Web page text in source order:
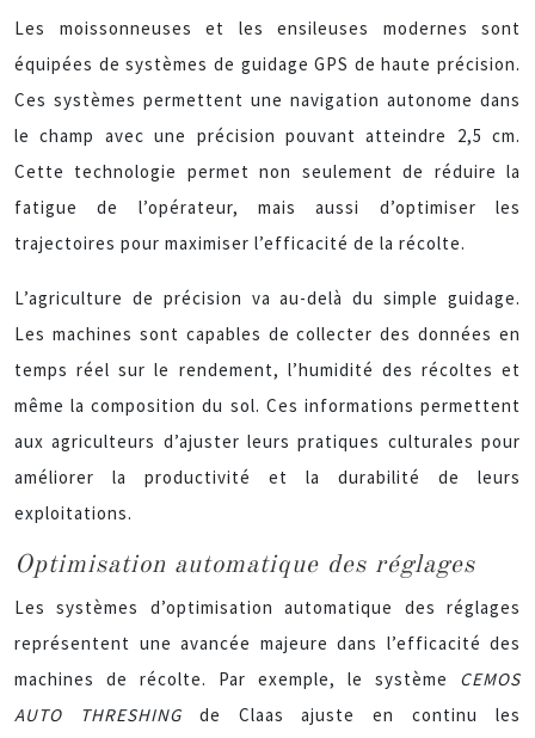
Les moissonneuses et les ensileuses modernes sont
équipées de systèmes de guidage GPS de haute précision.
Ces systèmes permettent une navigation autonome dans
le champ avec une précision pouvant atteindre 2,5 cm.
Cette technologie permet non seulement de réduire la
fatigue de l’opérateur, mais aussi d’optimiser les
trajectoires pour maximiser l’efficacité de la récolte.
L’agriculture de précision va au-delà du simple guidage.
Les machines sont capables de collecter des données en
temps réel sur le rendement, l’humidité des récoltes et
même la composition du sol. Ces informations permettent
aux agriculteurs d’ajuster leurs pratiques culturales pour
améliorer la productivité et la durabilité de leurs
exploitations.
Optimisation automatique des réglages
Les systèmes d’optimisation automatique des réglages
représentent une avancée majeure dans l’efficacité des
machines de récolte. Par exemple, le système CEMOS
AUTO THRESHINGde Claas ajuste en continu les